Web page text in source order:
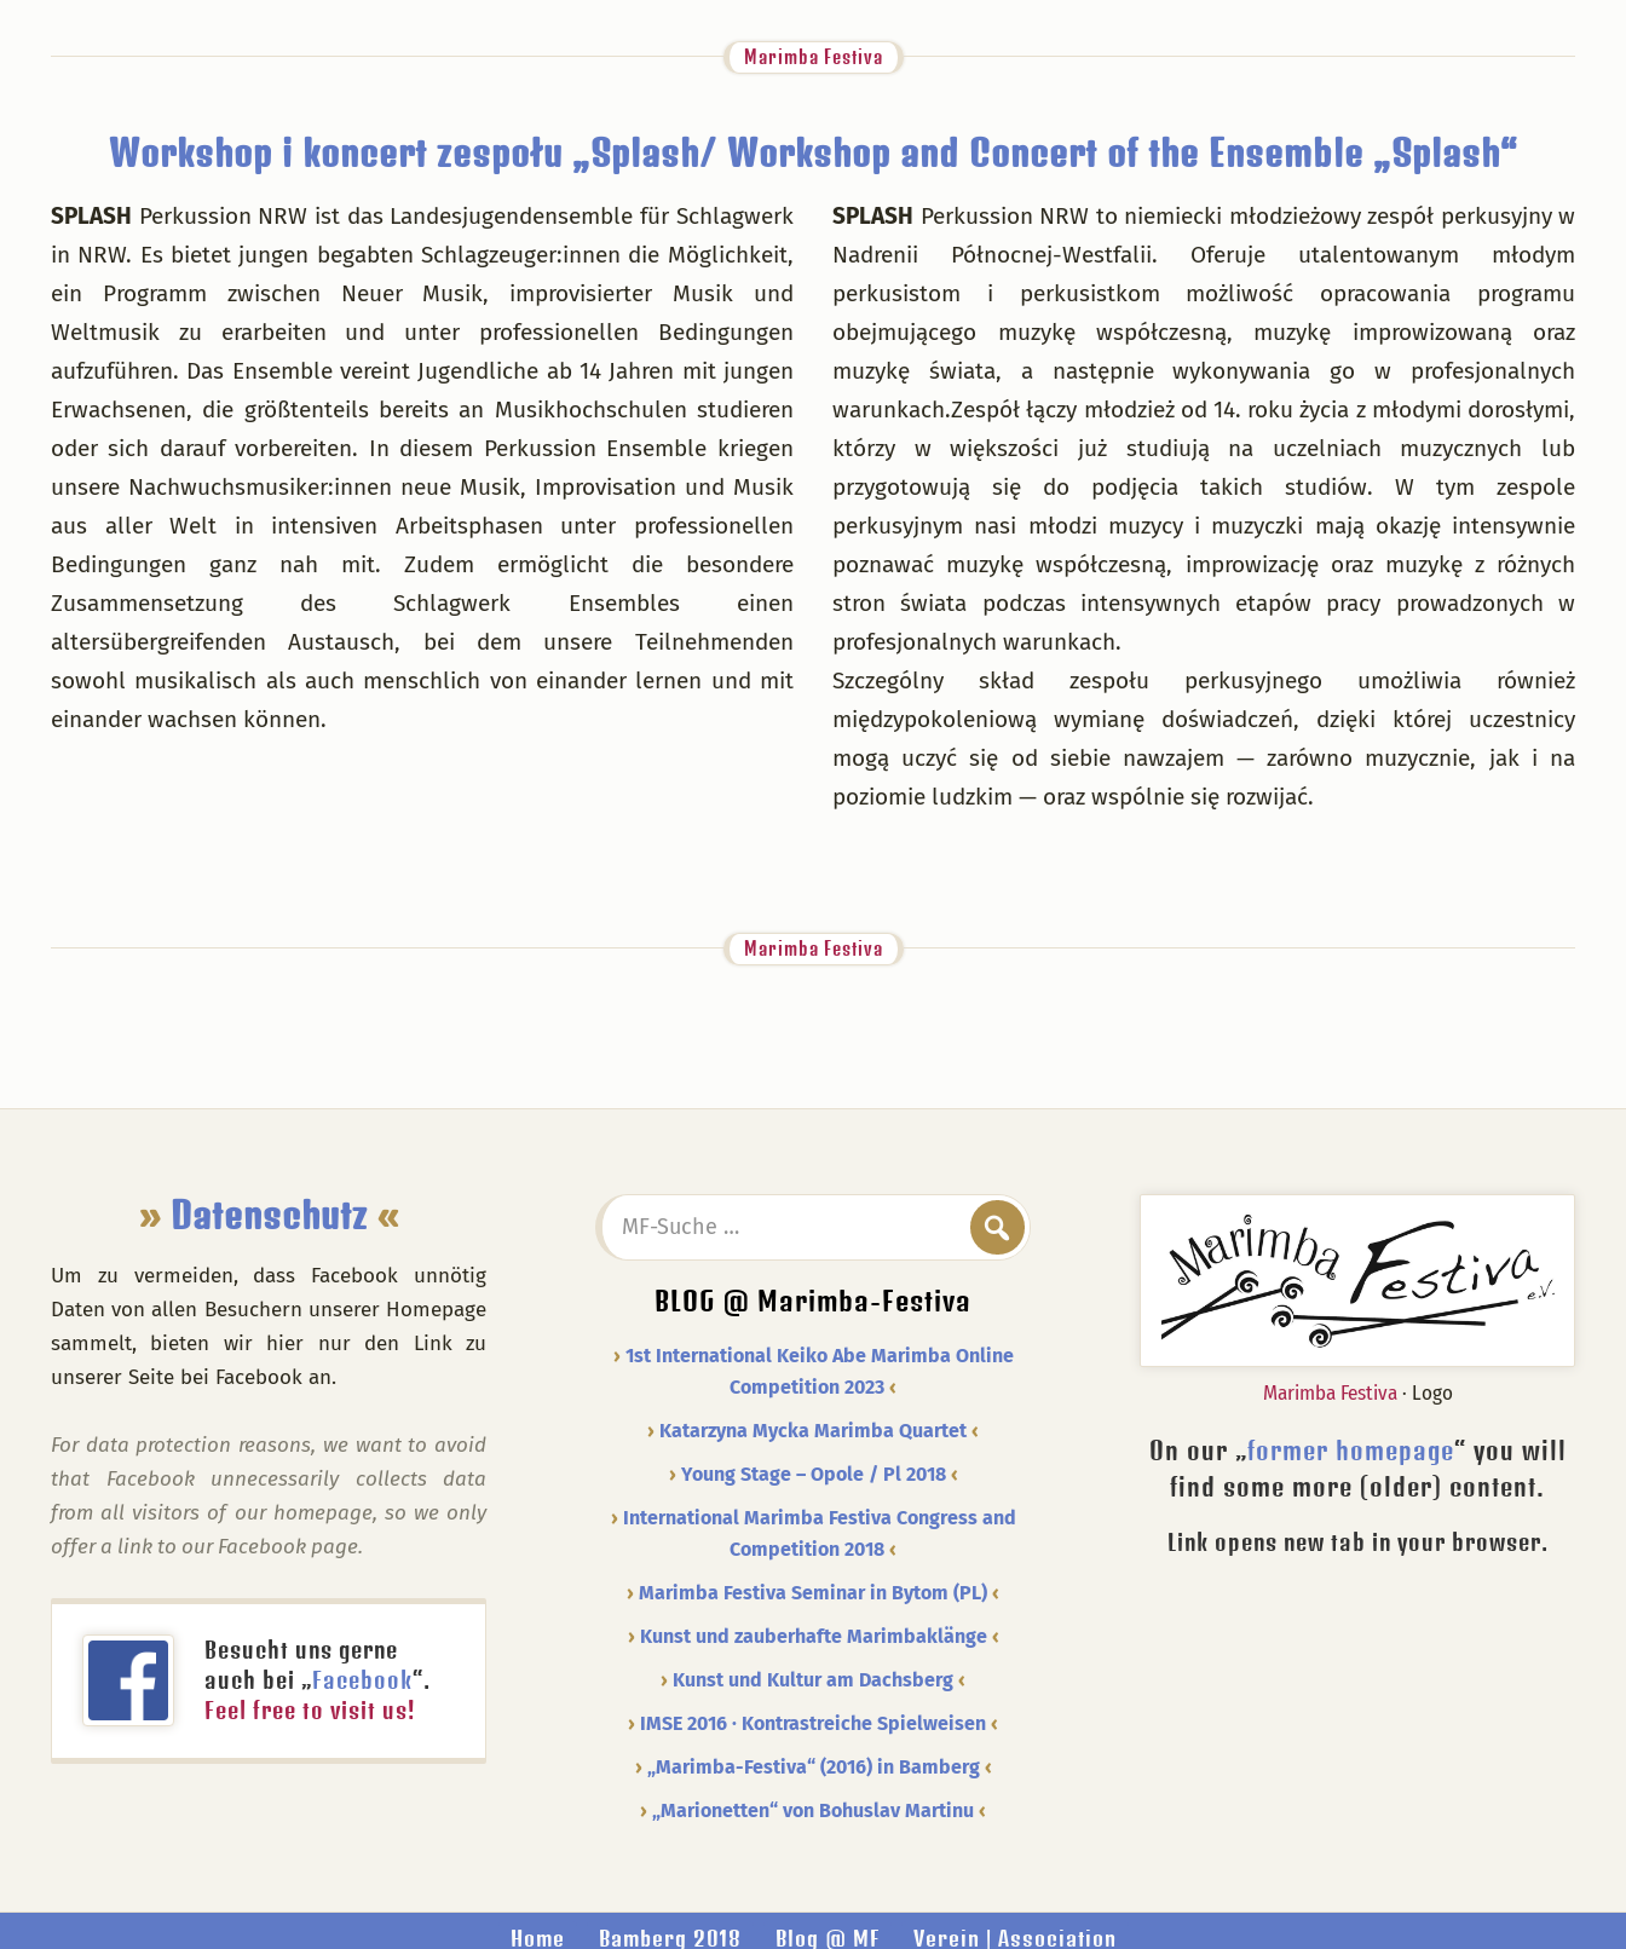
Marimba Festiva
Workshop i koncert zespołu „Splash/ Workshop and Concert of the Ensemble „Splash“
SPLASH Perkussion NRW ist das Landesjugendensemble für Schlagwerk
in NRW. Es bietet jungen begabten Schlagzeuger:innen die Möglichkeit,
ein Programm zwischen Neuer Musik, improvisierter Musik und
Weltmusik zu erarbeiten und unter professionellen Bedingungen
aufzuführen. Das Ensemble vereint Jugendliche ab 14 Jahren mit jungen
Erwachsenen, die größtenteils bereits an Musikhochschulen studieren
oder sich darauf vorbereiten. In diesem Perkussion Ensemble kriegen
unsere Nachwuchsmusiker:innen neue Musik, Improvisation und Musik
aus aller Welt in intensiven Arbeitsphasen unter professionellen
Bedingungen ganz nah mit. Zudem ermöglicht die besondere
Zusammensetzung des Schlagwerk Ensembles einen
altersübergreifenden Austausch, bei dem unsere Teilnehmenden
sowohl musikalisch als auch menschlich von einander lernen und mit
einander wachsen können.
SPLASH Perkussion NRW to niemiecki młodzieżowy zespół perkusyjny w
Nadrenii Północnej-Westfalii. Oferuje utalentowanym młodym
perkusistom i perkusistkom możliwość opracowania programu
obejmującego muzykę współczesną, muzykę improwizowaną oraz
muzykę świata, a następnie wykonywania go w profesjonalnych
warunkach.Zespół łączy młodzież od 14. roku życia z młodymi dorosłymi,
którzy w większości już studiują na uczelniach muzycznych lub
przygotowują się do podjęcia takich studiów. W tym zespole
perkusyjnym nasi młodzi muzycy i muzyczki mają okazję intensywnie
poznawać muzykę współczesną, improwizację oraz muzykę z różnych
stron świata podczas intensywnych etapów pracy prowadzonych w
profesjonalnych warunkach.
Szczególny skład zespołu perkusyjnego umożliwia również
międzypokoleniową wymianę doświadczeń, dzięki której uczestnicy
mogą uczyć się od siebie nawzajem — zarówno muzycznie, jak i na
poziomie ludzkim — oraz wspólnie się rozwijać.
Marimba Festiva
» Datenschutz «
Um zu vermeiden, dass Facebook unnötig
Daten von allen Besuchern unserer Homepage
sammelt, bieten wir hier nur den Link zu
unserer Seite bei Facebook an.
For data protection reasons, we want to avoid
that Facebook unnecessarily collects data
from all visitors of our homepage, so we only
offer a link to our Facebook page.
Besucht uns gerne
auch bei „Facebook“.
Feel free to visit us!
MF-
Suche
BLOG @ Marimba-Festiva
1st International Keiko Abe Marimba Online
Competition 2023
Katarzyna Mycka Marimba Quartet
Young Stage – Opole / Pl 2018
International Marimba Festiva Congress and
Competition 2018
Marimba Festiva Seminar in Bytom (PL)
Kunst und zauberhafte Marimbaklänge
Kunst und Kultur am Dachsberg
IMSE 2016 · Kontrastreiche Spielweisen
„Marimba-Festiva“ (2016) in Bamberg
„Marionetten“ von Bohuslav Martinu
Marimba Festiva· Logo
On our „former homepage“ you will
find some more (older) content.
Link opens new tab in your browser.
Home Bamberg 2018 Blog @ MF Verein | Association